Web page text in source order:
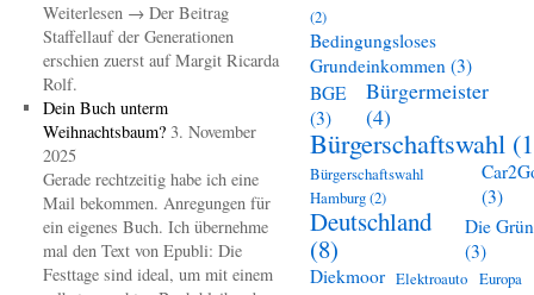
Weiterlesen → Der Beitrag
Staffellauf der Generationen
erschien zuerst auf Margit Ricarda
Rolf.
Dein Buch unterm
Weihnachtsbaum? 3. November
2025
Gerade rechtzeitig habe ich eine
Mail bekommen. Anregungen für
ein eigenes Buch. Ich übernehme
mal den Text von Epubli: Die
Festtage sind ideal, um mit einem
(2)
Bedingungsloses
Grundeinkommen (3)
BGE
(3)
Bürgermeister
(4)
Bürgerschaftswahl
Bürgerschaftswahl
Hamburg(2)
(3)
Deutschland
(8)
Die
(3)
Diekmoor Elektroauto Europa